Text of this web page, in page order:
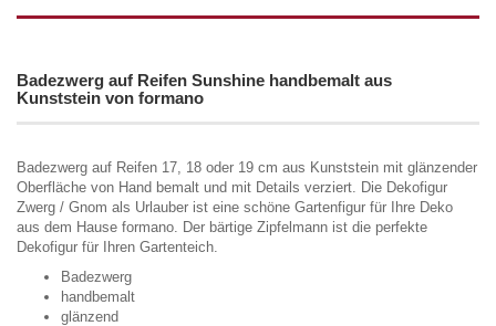
Badezwerg auf Reifen Sunshine handbemalt aus
Kunststein von formano
Badezwerg auf Reifen 17, 18 oder 19 cm aus Kunststein mit glänzender
Oberfläche von Hand bemalt und mit Details verziert. Die Dekofigur
Zwerg / Gnom als Urlauber ist eine schöne Gartenfigur für Ihre Deko
aus dem Hause formano. Der bärtige Zipfelmann ist die perfekte
Dekofigur für Ihren Gartenteich.
Badezwerg
handbemalt
glänzend